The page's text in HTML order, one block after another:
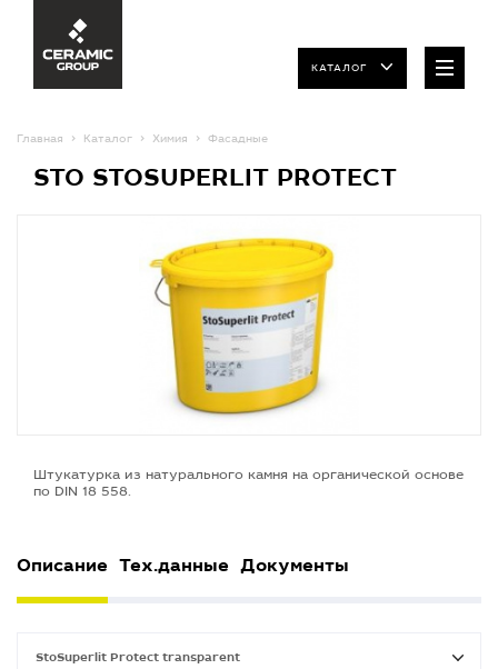
КАТАЛОГ
Главная Каталог Химия Фасадные
STO STOSUPERLIT PROTECT
Штукатурка из натурального камня на органической основе
по DIN 18 558.
Описание Тех.данные Документы
StoSuperlit Protect transparent